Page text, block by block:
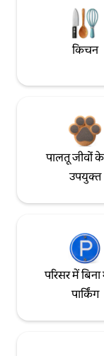
किचन
पालतू जीवों
उपयुक्त
परिसर में
पार्किंग